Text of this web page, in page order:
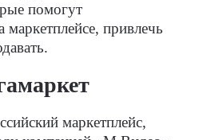
помогут
маркетплейсе, привлечь
маркетплейс,